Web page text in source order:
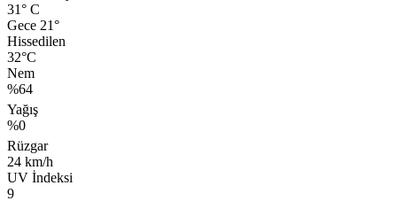
31° C
Gece 21°
Hissedilen
32°C
Nem
%64
Yağış
%0
Rüzgar
24 km/h
UV İndeksi
9